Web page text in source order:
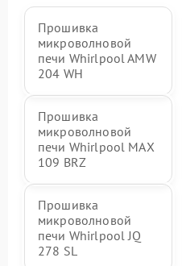
Прошивка
микроволновой
печи Whirlpool AMW
204 WH
Прошивка
микроволновой
печи Whirlpool MAX
109 BRZ
Прошивка
микроволновой
печи Whirlpool JQ
278 SL